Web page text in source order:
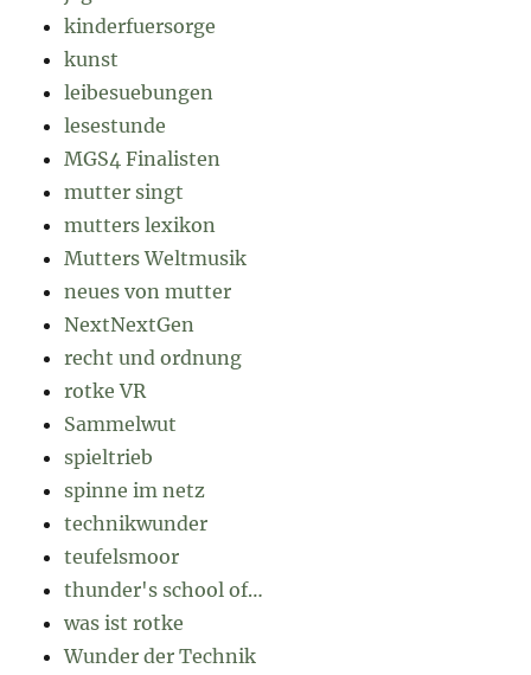
kinderfuersorge
kunst
leibesuebungen
lesestunde
MGS4 Finalisten
mutter singt
mutters lexikon
Mutters Weltmusik
neues von mutter
NextNextGen
recht und ordnung
rotke VR
Sammelwut
spieltrieb
spinne im netz
technikwunder
teufelsmoor
thunder's school of…
was ist rotke
Wunder der Technik